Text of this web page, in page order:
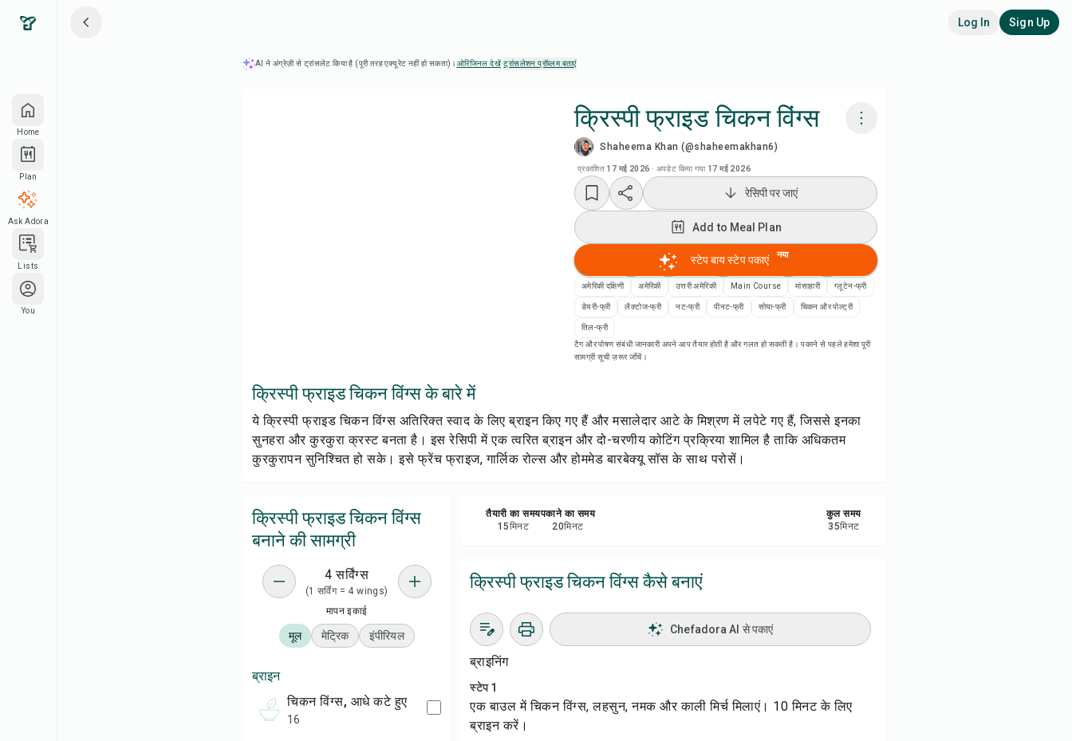
Home
Plan
Ask Adora
Lists
You
Log In Sign Up
AI ने अंग्रेज़ी से ट्रांसलेट किया है (पूरी तरह एक्यूरेट नहीं हो सकता)। ओरिजिनल देखें·ट्रांसलेशन प्रॉब्लम बताएं
क्रिस्पी फ्राइड चिकन विंग्स
Shaheema Khan (@shaheemakhan6)
प्रकाशित 17 मई 2026 · अपडेट किया गया 17 मई 2026
Add to Meal Plan
Add to Shopping List
रेसिपी नोट्स
शेयर करें
रिपोर्ट करें
रेसिपी पर जाएं
Add to Meal Plan
स्टेप बाय स्टेप पकाएं नया
अमेरिकी दक्षिणी अमेरिकी उत्तरी अमेरिकी Main Course मांसाहारी ग्लूटेन-फ्री
डेयरी-फ्री लैक्टोज-फ्री नट-फ्री पीनट-फ्री सोया-फ्री चिकन और पोल्ट्री
तिल-फ्री
टैग और पोषण संबंधी जानकारी अपने आप तैयार होती है और गलत हो सकती है। पकाने से पहले हमेशा पूरी
सामग्री सूची ज़रूर जाँचें।
क्रिस्पी फ्राइड चिकन विंग्स के बारे में
ये क्रिस्पी फ्राइड चिकन विंग्स अतिरिक्त स्वाद के लिए ब्राइन किए गए हैं और मसालेदार आटे के मिश्रण में लपेटे गए हैं, जिससे इनका
सुनहरा और कुरकुरा क्रस्ट बनता है। इस रेसिपी में एक त्वरित ब्राइन और दो-चरणीय कोटिंग प्रक्रिया शामिल है ताकि अधिकतम
कुरकुरापन सुनिश्चित हो सके। इसे फ्रेंच फ्राइज, गार्लिक रोल्स और होममेड बारबेक्यू सॉस के साथ परोसें।
क्रिस्पी फ्राइड चिकन विंग्स
बनाने की सामग्री
4 सर्विंग्स
(1 सर्विंग = 4 wings)
मापन इकाई
मूल मेट्रिक इंपीरियल
ब्राइन
चिकन विंग्स, आधे कटे हुए
16
तैयारी का समय
15मिनट
पकाने का समय
20मिनट
कुल समय
35मिनट
क्रिस्पी फ्राइड चिकन विंग्स कैसे बनाएं
Chefadora AI से पकाएं
ब्राइनिंग
स्टेप 1
एक बाउल में चिकन विंग्स, लहसुन, नमक और काली मिर्च मिलाएं। 10 मिनट के लिए
ब्राइन करें।